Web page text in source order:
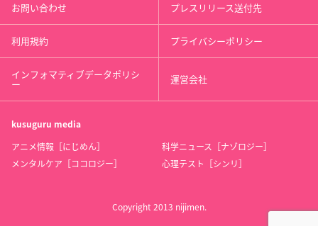
お問い合わせ プレスリリース送付先
利用規約 プライバシーポリシー
インフォマティブデータポリシ
ー 運営会社
kusuguru media
アニメ情報［にじめん］
科学ニュース［ナゾロジー］
メンタルケア［ココロジー］
心理テスト［シンリ］
Copyright 2013 nijimen.